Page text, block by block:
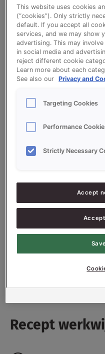
Ciabatta Mini
Bekijk het recept
(Rijsonderbreking)
Ingrediënten
10000 g - 100%
Gist
100 g - 1% PROSON
100 g - 1% Olijfolie
Recept
This website uses cookies
(“cookies”). Only strictly
default. If you accept all
services, and we may show
advertising. This may
in social media and
reject different cookie
Learn more about each
See also our
Privacy and
Targeting Cookies
Performance
Strictly Necessary
Accept